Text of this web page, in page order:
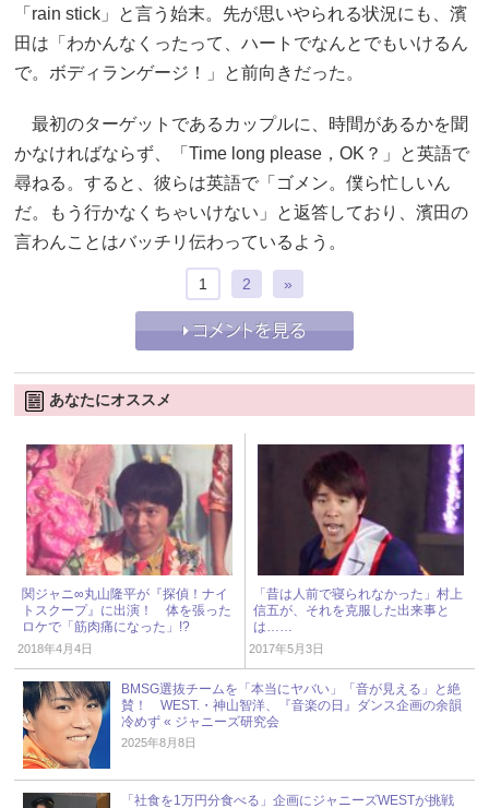
「rain stick」と言う始末。先が思いやられる状況にも、濱
田は「わかんなくったって、ハートでなんとでもいけるん
で。ボディランゲージ！」と前向きだった。
最初のターゲットであるカップルに、時間があるかを聞
かなければならず、「Time long please，OK？」と英語で
尋ねる。すると、彼らは英語で「ゴメン。僕ら忙しいん
だ。もう行かなくちゃいけない」と返答しており、濱田の
言わんことはバッチリ伝わっているよう。
1 2 »
あなたにオススメ
関ジャニ∞丸山隆平が『探偵！ナイ
トスクープ』に出演！ 体を張った
ロケで「筋肉痛になった」!?
2018年4月4日
「昔は人前で寝られなかった」村上
信五が、それを克服した出来事と
は……
2017年5月3日
BMSG選抜チームを「本当にヤバい」「音が見える」と絶
賛！ WEST.・神山智洋、『音楽の日』ダンス企画の余韻
冷めず « ジャニーズ研究会
2025年8月8日
「社食を1万円分食べる」企画にジャニーズWESTが挑戦